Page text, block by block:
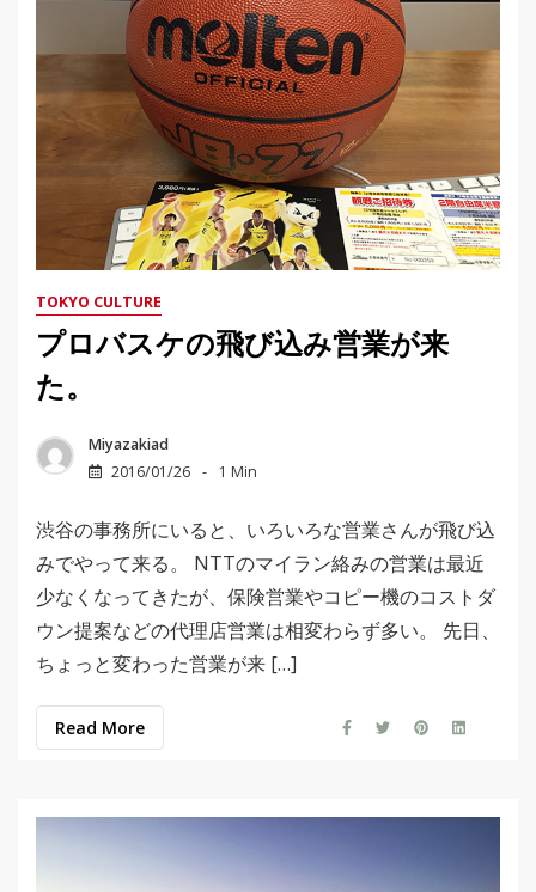
TOKYO CULTURE
プロバスケの飛び込み営業が来
た。
Miyazakiad
2016/01/26
1 Min
渋谷の事務所にいると、いろいろな営業さんが飛び込
みでやって来る。 NTTのマイラン絡みの営業は最近
少なくなってきたが、保険営業やコピー機のコストダ
ウン提案などの代理店営業は相変わらず多い。 先日、
ちょっと変わった営業が来 […]
Read More